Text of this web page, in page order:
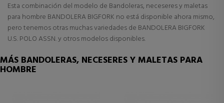
Esta combinación del modelo de Bandoleras, neceseres y maletas
para hombre BANDOLERA BIGFORK no está disponible ahora mismo,
pero tenemos otras muchas variedades de BANDOLERA BIGFORK
U.S. POLO ASSN. y otros modelos disponibles.
MÁS BANDOLERAS, NECESERES Y MALETAS PARA
HOMBRE